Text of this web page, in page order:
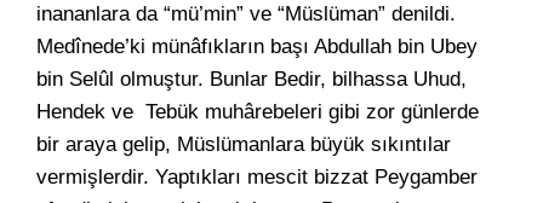
inananlara da “mü’min” ve “Müslüman” denildi.
Medînede’ki münâfıkların başı Abdullah bin Ubey
bin Selûl olmuştur. Bunlar Bedir, bilhassa Uhud,
Hendek ve Tebük muhârebeleri gibi zor günlerde
bir araya gelip, Müslümanlara büyük sıkıntılar
vermişlerdir. Yaptıkları mescit bizzat Peygamber